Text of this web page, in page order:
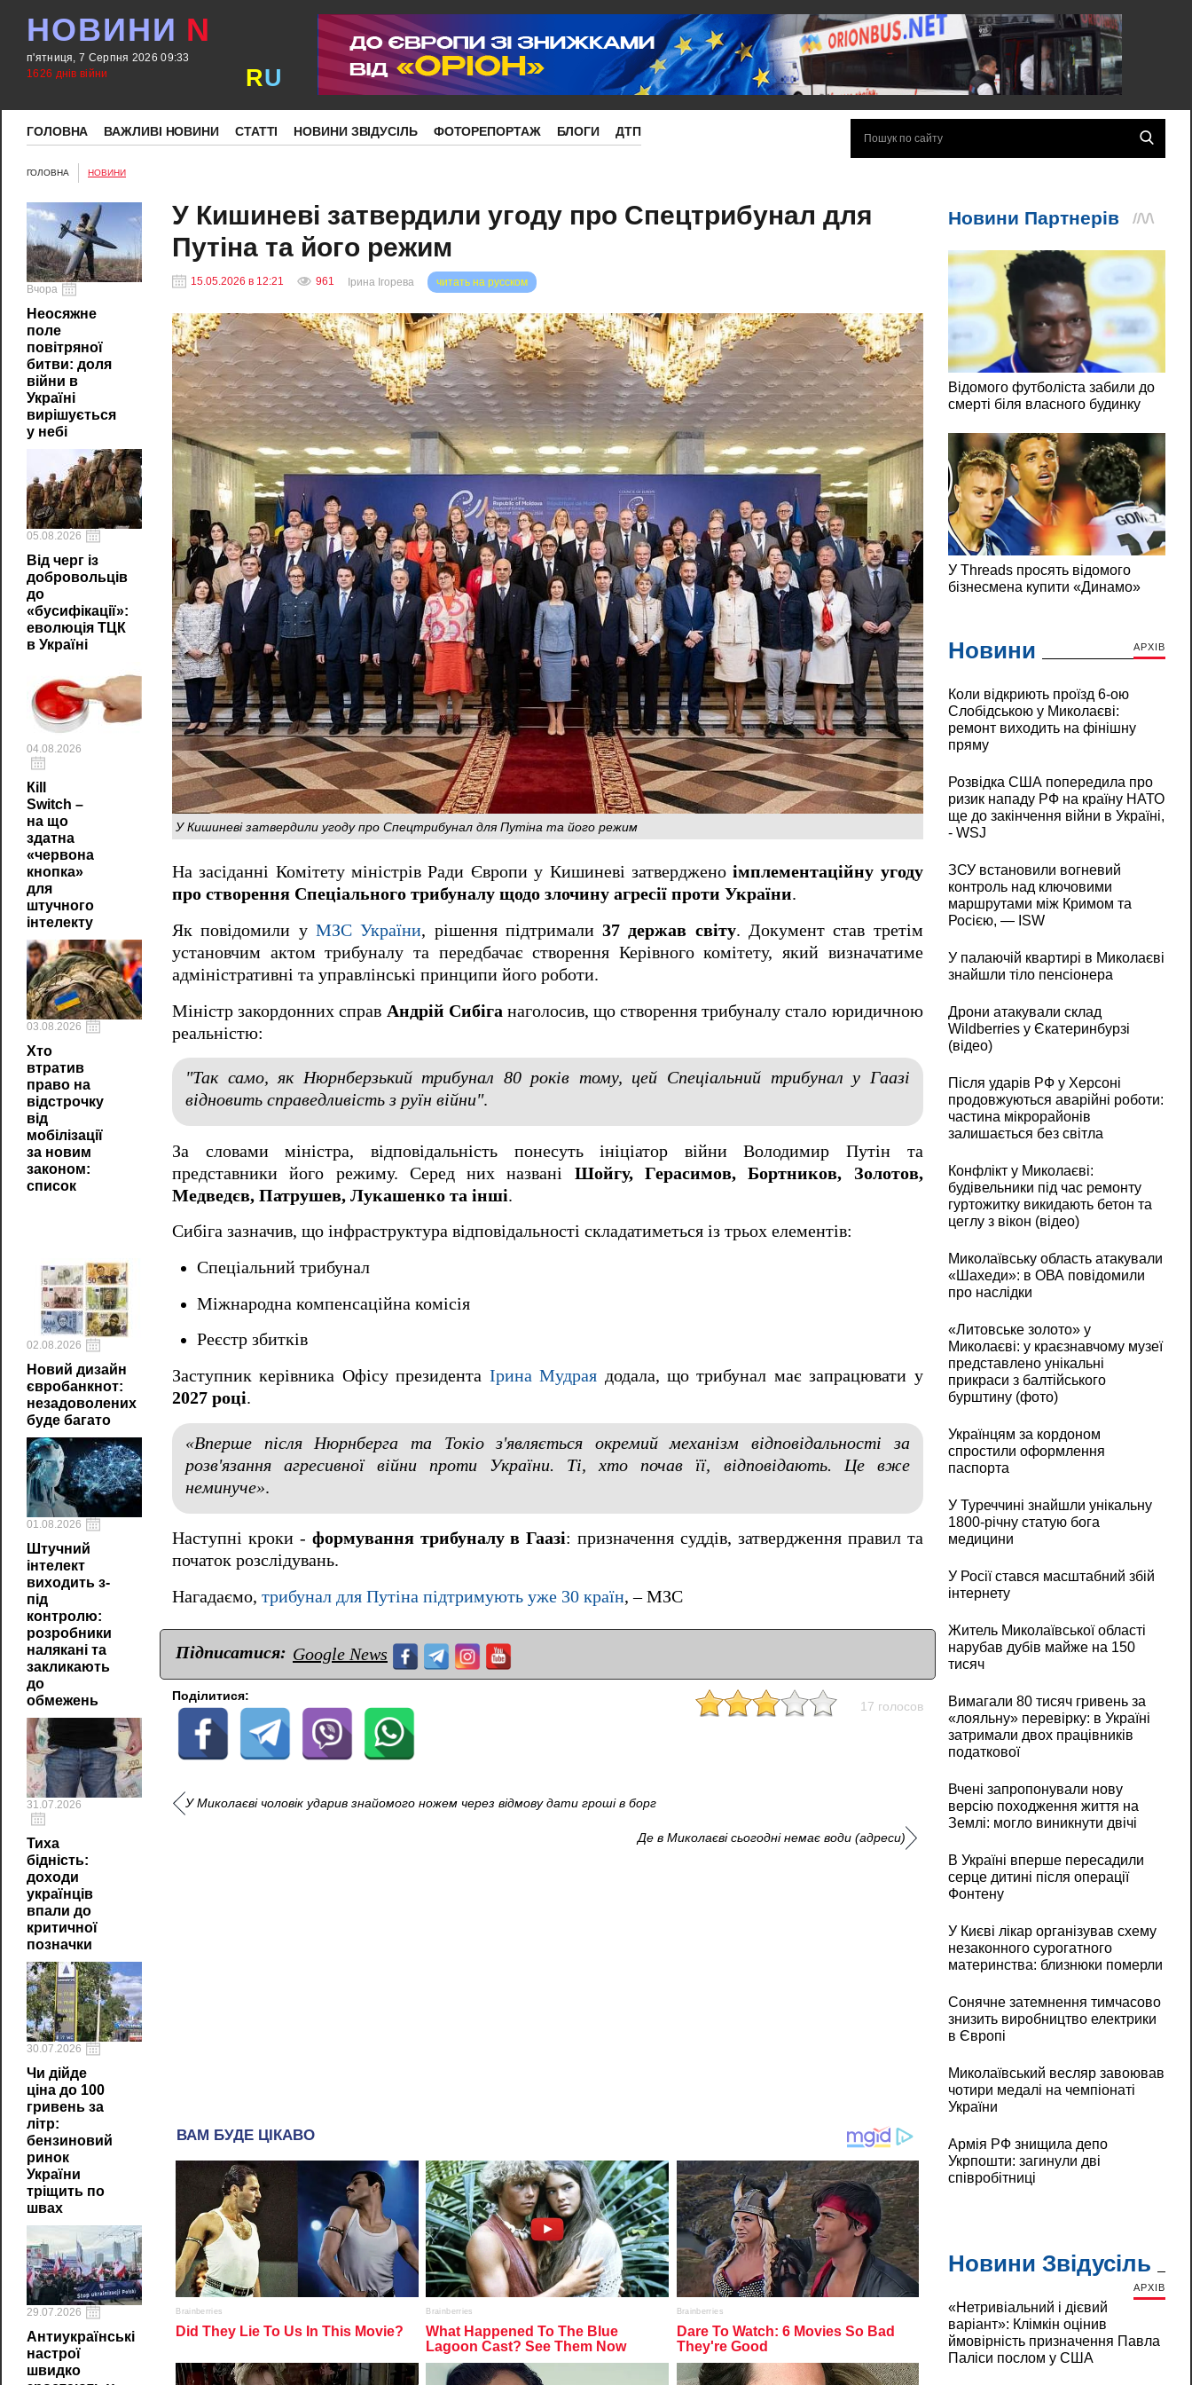
НОВИНИ N
п'ятниця, 7 Серпня 2026 09:33
1626 днів війни
RU
ГОЛОВНА ВАЖЛИВІ НОВИНИ СТАТТІ НОВИНИ ЗВІДУСІЛЬ ФОТОРЕПОРТАЖ БЛОГИ ДТП
ГОЛОВНА НОВИНИ
Вчора
Неосяжне
поле
повітряної
битви: доля
війни в
Україні
вирішується
у небі
05.08.2026
Від черг із
добровольців
до
«бусифікації»:
еволюція ТЦК
в Україні
04.08.2026
Кill
Switch –
на що
здатна
«червона
кнопка»
для
штучного
інтелекту
03.08.2026
Хто
втратив
право на
відстрочку
від
мобілізації
за новим
законом:
список
02.08.2026
Новий дизайн
євробанкнот:
незадоволених
буде багато
01.08.2026
Штучний
інтелект
виходить з-
під
контролю:
розробники
налякані та
закликають
до
обмежень
31.07.2026
Тиха
бідність:
доходи
українців
впали до
критичної
позначки
30.07.2026
Чи дійде
ціна до 100
гривень за
літр:
бензиновий
ринок
України
тріщить по
швах
29.07.2026
Антиукраїнські
настрої
швидко
У Кишиневі затвердили угоду про Спецтрибунал для
Путіна та його режим
15.05.2026 в 12:21 961 читать на русском
Ірина Ігорева
У Кишиневі затвердили угоду про Спецтрибунал для Путіна та його режим
На засіданні Комітету міністрів Ради Європи у Кишиневі затвердженоімплементаційну угоду
про створення Спеціального трибуналу щодо злочину агресії проти України.
Як повідомили у МЗС України, рішення підтримали37 держав світу. Документ став третім
установчим актом трибуналу та передбачає створення Керівного комітету, який визначатиме
адміністративні та управлінські принципи його роботи.
Міністр закордонних справ Андрій Сибіга наголосив, що створення трибуналу стало юридичною
реальністю:
"Так само, як Нюрнберзький трибунал 80 років тому, цей Спеціальний трибунал у Гаазі
відновить справедливість з руїн війни".
За словами міністра, відповідальність понесуть ініціатор війни Володимир Путін та
представники його режиму. Серед них названі Шойгу, Герасимов, Бортников, Золотов,
Медведєв, Патрушев, Лукашенко та інші.
Сибіга зазначив, що інфраструктура відповідальності складатиметься із трьох елементів:
Спеціальний трибунал
Міжнародна компенсаційна комісія
Реєстр збитків
Заступник керівника Офісу президента Ірина Мудрая додала, що трибунал має запрацювати у
2027 році.
«Вперше після Нюрнберга та Токіо з'являється окремий механізм відповідальності за
розв'язання агресивної війни проти України. Ті, хто почав її, відповідають. Це вже
неминуче».
Наступні кроки - формування трибуналу в Гаазі: призначення суддів, затвердження правил та
початок розслідувань.
Нагадаємо, трибунал для Путіна підтримують уже 30 країн, – МЗС
Підписатися: Google News
Поділитися:
17 голосов
У Миколаєві чоловік ударив знайомого ножем через відмову дати гроші в борг
Де в Миколаєві сьогодні немає води (адреси)
Новини АРХІВ
Коли відкриють проїзд 6-ою
Слобідською у Миколаєві:
ремонт виходить на фінішну
пряму
Розвідка США попередила про
ризик нападу РФ на країну НАТО
ще до закінчення війни в Україні,
- WSJ
ЗСУ встановили вогневий
контроль над ключовими
маршрутами між Кримом та
Росією, — ISW
У палаючій квартирі в Миколаєві
знайшли тіло пенсіонера
Дрони атакували склад
Wildberries у Єкатеринбурзі
(відео)
Після ударів РФ у Херсоні
продовжуються аварійні роботи:
частина мікрорайонів
залишається без світла
Конфлікт у Миколаєві:
будівельники під час ремонту
гуртожитку викидають бетон та
цеглу з вікон (відео)
Миколаївську область атакували
«Шахеди»: в ОВА повідомили
про наслідки
«Литовське золото» у
Миколаєві: у краєзнавчому музеї
представлено унікальні
прикраси з балтійського
бурштину (фото)
Українцям за кордоном
спростили оформлення
паспорта
У Туреччині знайшли унікальну
1800-річну статую бога
медицини
У Росії стався масштабний збій
інтернету
Житель Миколаївської області
нарубав дубів майже на 150
тисяч
Вимагали 80 тисяч гривень за
«лояльну» перевірку: в Україні
затримали двох працівників
податкової
Вчені запропонували нову
версію походження життя на
Землі: могло виникнути двічі
В Україні вперше пересадили
серце дитині після операції
Фонтену
У Києві лікар організував схему
незаконного сурогатного
материнства: близнюки померли
Сонячне затемнення тимчасово
знизить виробництво електрики
в Європі
Миколаївський весляр завоював
чотири медалі на чемпіонаті
України
Армія РФ знищила депо
Укрпошти: загинули дві
співробітниці
Новини Звідусіль
АРХІВ
«Нетривіальний і дієвий
варіант»: Клімкін оцінив
ймовірність призначення Павла
Паліси послом у США